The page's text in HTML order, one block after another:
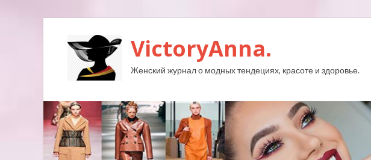
VictoryAnna.
Женский журнал о модных тендециях, красоте и здоровье.